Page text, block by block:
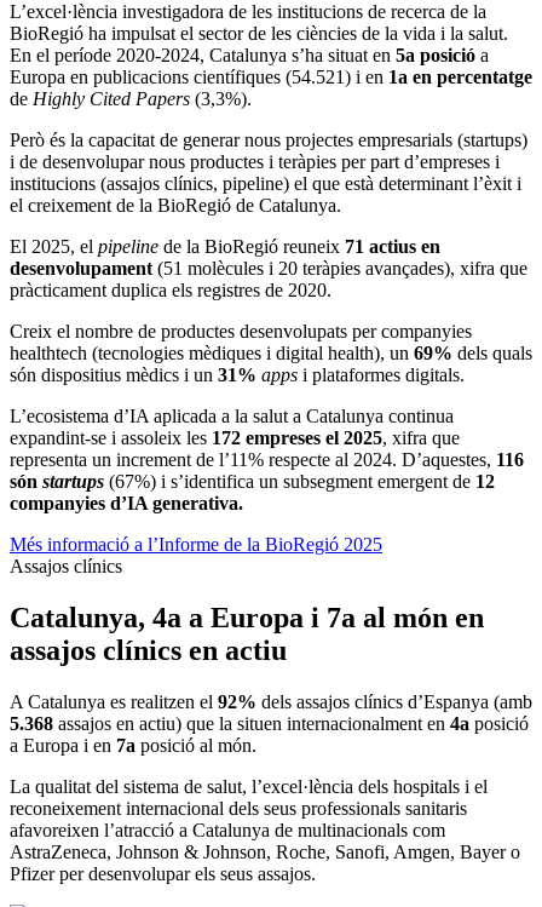
L’excel·lència investigadora de les institucions de recerca de la
BioRegió ha impulsat el sector de les ciències de la vida i la salut.
En el període 2020-2024, Catalunya s’ha situat en 5a posició a
Europa en publicacions científiques (54.521) i en 1a en percentatge
de Highly Cited Papers (3,3%). ​​
Però és la capacitat de generar nous projectes empresarials (startups)
i de desenvolupar nous productes i teràpies per part d’empreses i
institucions (assajos clínics, pipeline) el que està determinant l’èxit i
el creixement de la BioRegió de Catalunya.​
El 2025, el pipeline de la BioRegió reuneix 71 actius en
desenvolupament (51 molècules i 20 teràpies avançades), xifra que
pràcticament duplica els registres de 2020.​
Creix el nombre de productes desenvolupats per companyies
healthtech (tecnologies mèdiques i digital health), un 69% dels quals
són dispositius mèdics i un 31% apps i plataformes digitals.​
L’ecosistema d’IA aplicada a la salut a Catalunya continua
expandint-se i assoleix les 172 empreses el 2025, xifra que
representa un increment de l’11% respecte al 2024. D’aquestes, 116
són startups (67%) i s’identifica un subsegment emergent de 12
companyies d’IA generativa.
Més informació a l’Informe de la BioRegió 2025
Assajos clínics
Catalunya, 4a a Europa i 7a al món en
assajos clínics en actiu
A Catalunya es realitzen el 92% dels assajos clínics d’Espanya (amb
5.368 assajos en actiu) que la situen internacionalment en 4a posició
a Europa i en 7a posició al món. ​​
La qualitat del sistema de salut, l’excel·lència dels hospitals i el
reconeixement internacional dels seus professionals sanitaris
afavoreixen l’atracció a Catalunya de multinacionals com
AstraZeneca, Johnson & Johnson, Roche, Sanofi, Amgen, Bayer o
Pfizer per desenvolupar els seus assajos.